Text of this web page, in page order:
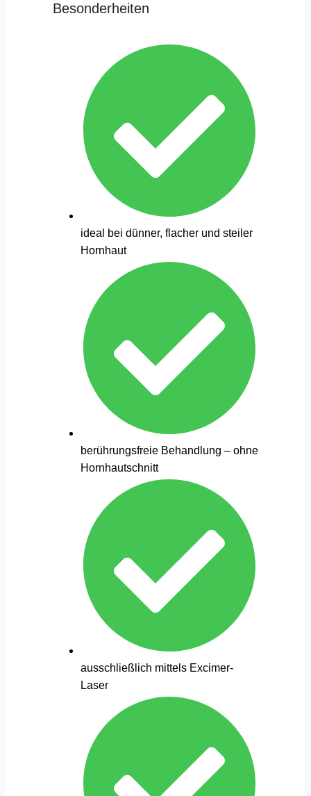
Besonderheiten
ideal bei dünner, flacher und steiler
Hornhaut
berührungsfreie Behandlung – ohne
Hornhautschnitt
ausschließlich mittels Excimer-
Laser